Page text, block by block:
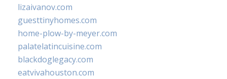
lizaivanov.com
guesttinyhomes.com
home-plow-by-meyer.com
palatelatincuisine.com
blackdoglegacy.com
eatvivahouston.com